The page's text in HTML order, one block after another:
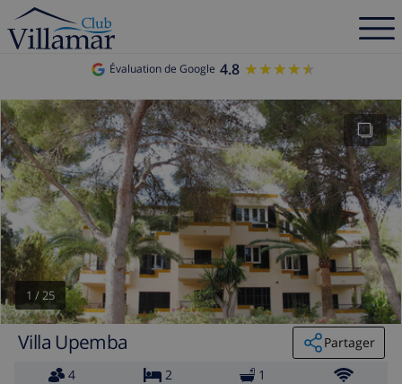
Évaluation de Google 4.8 ★★★★★
★★★★★
1 /25
Villa Upemba
Partager
4
2 1